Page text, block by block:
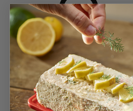
Accueil
Moulins épices
Duos et combi 2 en 1
Podium